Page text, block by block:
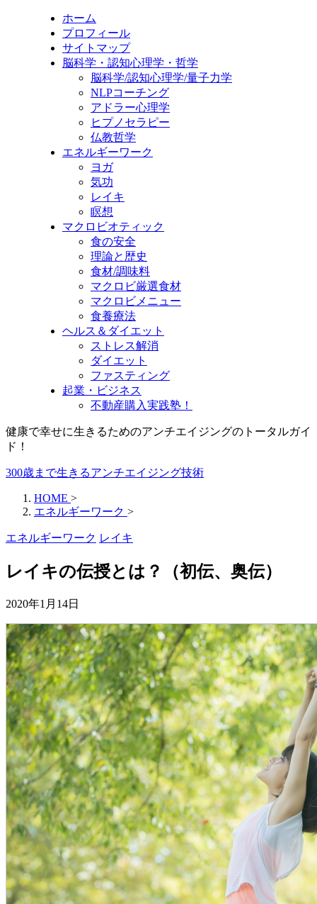
ホーム
プロフィール
サイトマップ
脳科学・認知心理学・哲学
脳科学/認知心理学/量子力学
NLPコーチング
アドラー心理学
ヒプノセラピー
仏教哲学
エネルギーワーク
ヨガ
気功
レイキ
瞑想
マクロビオティック
食の安全
理論と歴史
食材/調味料
マクロビ厳選食材
マクロビメニュー
食養療法
ヘルス＆ダイエット
ストレス解消
ダイエット
ファスティング
起業・ビジネス
不動産購入実践塾！
健康で幸せに生きるためのアンチエイジングのトータルガイ
ド！
300歳まで生きるアンチエイジング技術
HOME >
エネルギーワーク >
エネルギーワーク レイキ
レイキの伝授とは？（初伝、奥伝）
2020年1月14日